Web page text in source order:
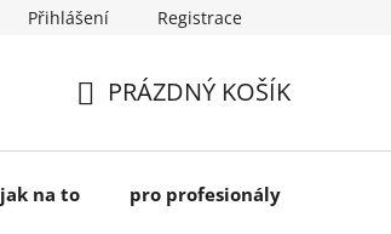
Přihlášení Registrace
PRÁZDNÝ KOŠÍK
jak na to pro profesionály